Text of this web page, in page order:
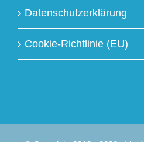
Datenschutzerklärung
Cookie-Richtlinie (EU)